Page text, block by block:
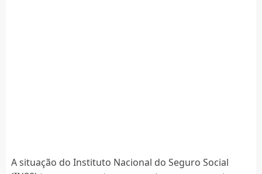
A situação do Instituto Nacional do Seguro Social